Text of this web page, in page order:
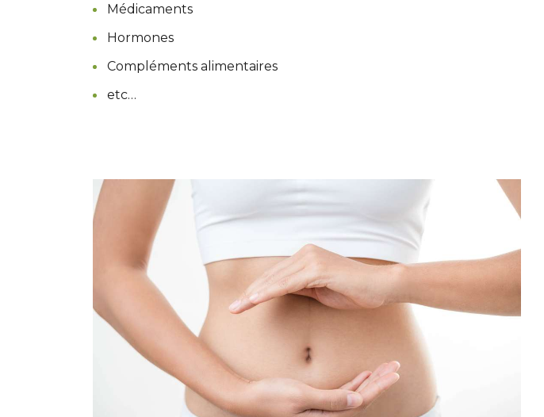
Médicaments
Hormones
Compléments alimentaires
etc…